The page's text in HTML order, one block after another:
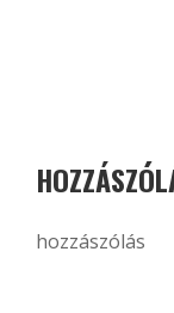
hozzászólás